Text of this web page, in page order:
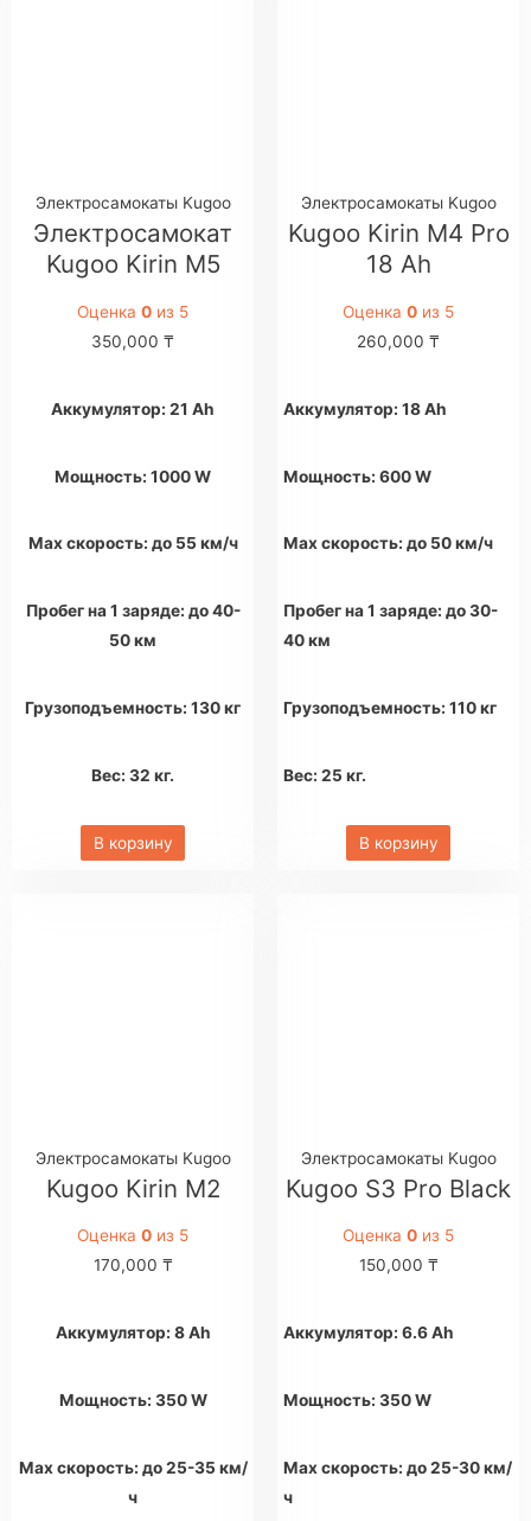
Электросамокаты Kugoo
Электросамокат
Kugoo Kirin M5
Оценка 0 из 5
350,000 ₸
Аккумулятор: 21 Ah
Мощность: 1000 W
Max скорость: до 55 км/ч
Пробег на 1 заряде: до 40-
50 км
Грузоподъемность: 130 кг
Вес: 32 кг.
В корзину
Электросамокаты Kugoo
Kugoo Kirin M4 Pro
18 Ah
Оценка 0 из 5
260,000 ₸
Аккумулятор: 18 Ah
Мощность: 600 W
Max скорость: до 50 км/ч
Пробег на 1 заряде: до 30-
40 км
Грузоподъемность: 110 кг
Вес: 25 кг.
В корзину
Электросамокаты Kugoo
Kugoo Kirin M2
Оценка 0 из 5
170,000 ₸
Аккумулятор: 8 Ah
Мощность: 350 W
Max скорость: до 25-35 км/
ч
Электросамокаты Kugoo
Kugoo S3 Pro Black
Оценка 0 из 5
150,000 ₸
Аккумулятор: 6.6 Ah
Мощность: 350 W
Max скорость: до 25-30 км/
ч